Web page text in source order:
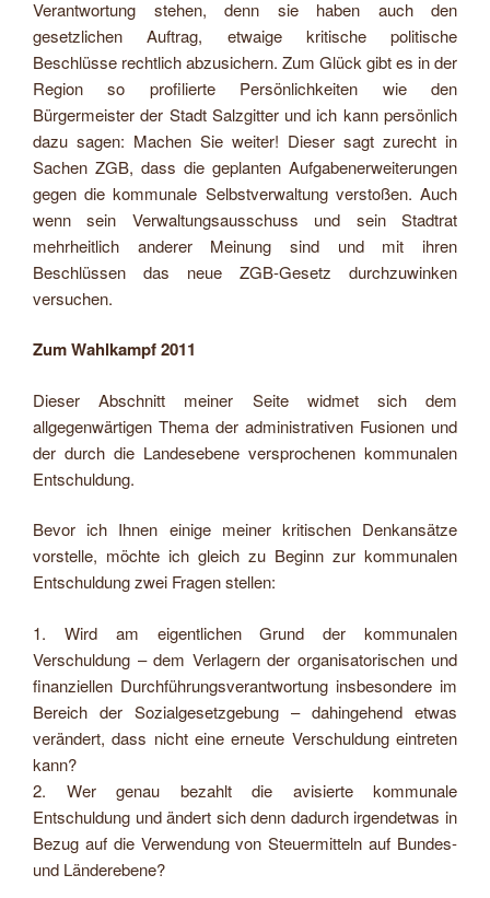
Verantwortung stehen, denn sie haben auch den
gesetzlichen Auftrag, etwaige kritische politische
Beschlüsse rechtlich abzusichern. Zum Glück gibt es in der
Region so profilierte Persönlichkeiten wie den
Bürgermeister der Stadt Salzgitter und ich kann persönlich
dazu sagen: Machen Sie weiter! Dieser sagt zurecht in
Sachen ZGB, dass die geplanten Aufgabenerweiterungen
gegen die kommunale Selbstverwaltung verstoßen. Auch
wenn sein Verwaltungsausschuss und sein Stadtrat
mehrheitlich anderer Meinung sind und mit ihren
Beschlüssen das neue ZGB-Gesetz durchzuwinken
versuchen.
Zum Wahlkampf 2011
Dieser Abschnitt meiner Seite widmet sich dem
allgegenwärtigen Thema der administrativen Fusionen und
der durch die Landesebene versprochenen kommunalen
Entschuldung.
Bevor ich Ihnen einige meiner kritischen Denkansätze
vorstelle, möchte ich gleich zu Beginn zur kommunalen
Entschuldung zwei Fragen stellen:
1. Wird am eigentlichen Grund der kommunalen
Verschuldung – dem Verlagern der organisatorischen und
finanziellen Durchführungsverantwortung insbesondere im
Bereich der Sozialgesetzgebung – dahingehend etwas
verändert, dass nicht eine erneute Verschuldung eintreten
kann?
2. Wer genau bezahlt die avisierte kommunale
Entschuldung und ändert sich denn dadurch irgendetwas in
Bezug auf die Verwendung von Steuermitteln auf Bundes-
und Länderebene?